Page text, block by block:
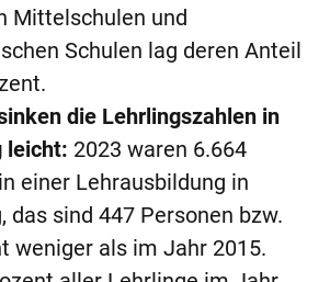
Mittelschulen und
Schulen lag deren Anteil
die Lehrlingszahlen in
leicht: 2023 waren 6.664
einer Lehrausbildung in
das sind 447 Personen bzw.
weniger als im Jahr 2015.